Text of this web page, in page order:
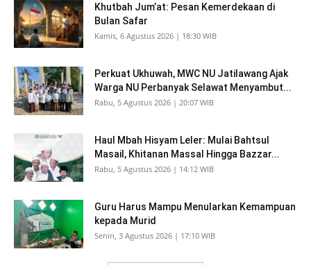
Khutbah Jum’at: Pesan Kemerdekaan di
Bulan Safar
Kamis, 6 Agustus 2026 | 18:30 WIB
Perkuat Ukhuwah, MWC NU Jatilawang Ajak
Warga NU Perbanyak Selawat Menyambut...
Rabu, 5 Agustus 2026 | 20:07 WIB
Haul Mbah Hisyam Leler: Mulai Bahtsul
Masail, Khitanan Massal Hingga Bazzar...
Rabu, 5 Agustus 2026 | 14:12 WIB
Guru Harus Mampu Menularkan Kemampuan
kepada Murid
Senin, 3 Agustus 2026 | 17:10 WIB